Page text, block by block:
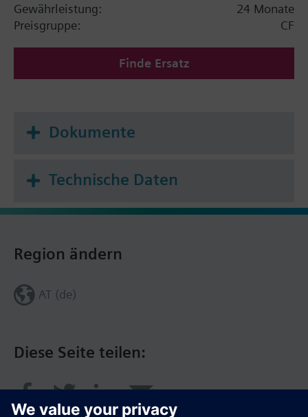
Gewährleistung:
24 Monate
Preisgruppe:
CF
Finde Ersatz
Dokumente
Technische Daten
Diese Seite teilen:
Region ändern
AT (de)